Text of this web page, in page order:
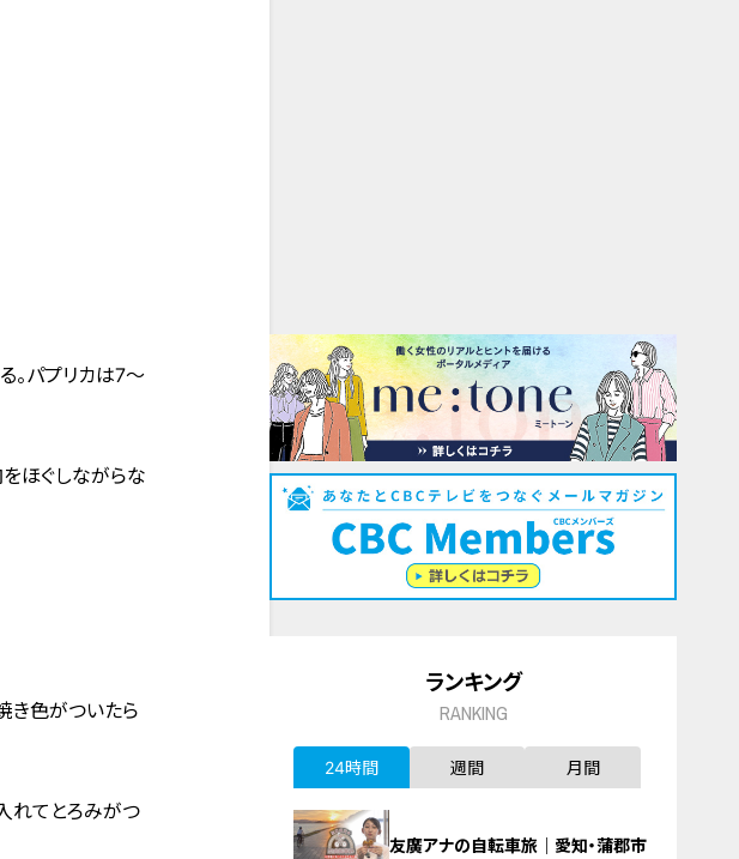
。パプリカは7～
ほぐしながらな
き色がついたら
れてとろみがつ
ランキング
RANKING
24時間 週間 月間
友廣アナの自転車旅｜愛知・蒲郡市